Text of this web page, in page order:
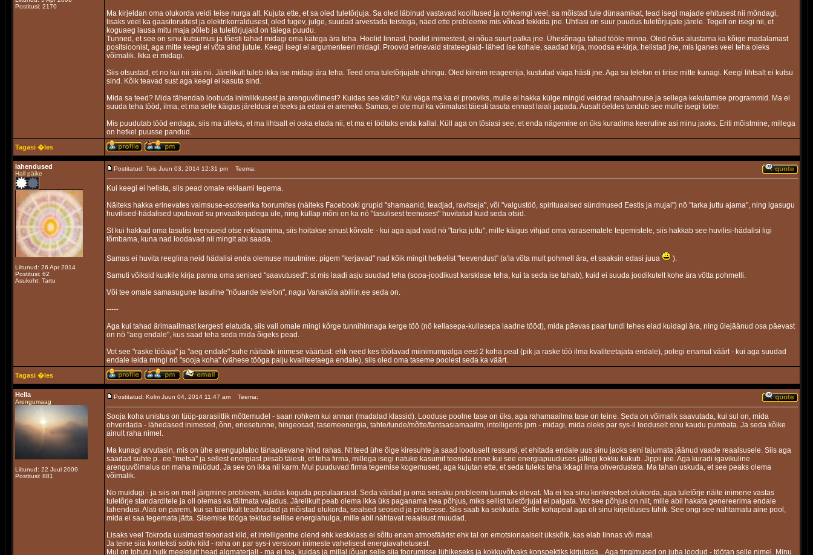
Postitusi: 2170
Ma kirjeldan oma olukorda veidi teise nurga alt. Kujuta ette, et sa oled tuletõrjuja. Sa oled läbinud vastavad koolitused ja rohkemgi veel, sa mõistad tule dünaamikat, tead isegi majade ehitusest nii mõndagi,
lisaks veel ka gaasitorudest ja elektrikorraldusest, oled tugev, julge, suudad arvestada teistega, näed ette probleeme mis võivad tekkida jne. Ühtlasi on suur puudus tuletõrjujate järele. Tegelt on isegi nii, et
koguaeg lausa mitu maja põleb ja tuletõrjujaid on täiega puudu.
Tunned, et see on sinu kutsumus ja tõesti tahad midagi oma kätega ära teha. Hoolid linnast, hoolid inimestest, ei nõua suurt palka jne. Ühesõnaga tahad tööle minna. Oled nõus alustama ka kõige madalamast
positsioonist, aga mitte keegi ei võta sind jutule. Keegi isegi ei argumenteeri midagi. Proovid erinevaid strateegiaid- lähed ise kohale, saadad kirja, moodsa e-kirja, helistad jne, mis iganes veel teha oleks
võimalik. Ikka ei midagi.
Siis otsustad, et no kui nii siis nii. Järelikult tuleb ikka ise midagi ära teha. Teed oma tuletõrjujate ühingu. Oled kiireim reageerija, kustutad väga hästi jne. Aga su telefon ei tirise mitte kunagi. Keegi lihtsalt ei kutsu
sind. Kõik teavad sust aga keegi ei kasuta sind.
Mida sa teed? Mida tähendab loobuda inimlikkusest ja arenguvõimest? Kuidas see käib? Kui väga ma ka ei prooviks, mulle ei hakka külge mingid veidrad rahaahnuse ja sellega kekutamise programmid. Ma ei
suuda teha tööd, ilma, et ma selle käigus järeldusi ei teeks ja edasi ei areneks. Samas, ei ole mul ka võimalust täiesti tasuta ennast laiali jagada. Ausalt öeldes tundub see mulle isegi totter.
Mis puudutab tööd endaga, siis ma ütleks, et ma lihtsalt ei oska elada nii, et ma ei töötaks enda kallal. Küll aga on tõsiasi see, et enda nägemine on üks kuradima keeruline asi minu jaoks. Eriti mõistmine, millega
on hetkel puusse pandud.
Tagasi �les
lahendused
Hall päike
Liitunud: 26 Apr 2014
Postitusi: 62
Asukoht: Tartu
Postitatud: Teis Juun 03, 2014 12:31 pm Teema:
Kui keegi ei helista, siis pead omale reklaami tegema.
Näiteks hakka erinevates vaimsuse-esoteerika foorumites (näiteks Facebooki grupid "shamaanid, teadjad, ravitseja", või "valgustöö, spirituaalsed sündmused Eestis ja mujal") nö "tarka juttu ajama", ning igasugu
huvilised-hädalised uputavad su privaatkirjadega üle, ning küllap mõni on ka nö "tasulisest teenusest" huvitatud kuid seda otsid.
St kui hakkad oma tasulisi teenuseid otse reklaamima, siis hoitakse sinust kõrvale - kui aga ajad vaid nö "tarka juttu", mille käigus vihjad oma varasematele tegemistele, siis hakkab see huvilisi-hädalisi ligi
tõmbama, kuna nad loodavad nii mingit abi saada.
Samas ei huvita reeglina neid hädalisi enda olemuse muutmine: pigem "kerjavad" nad kõik mingit hetkelist "leevendust" (a'la võta mult pohmell ära, et saaksin edasi juua
).
Samuti võiksid kuskile kirja panna oma senised "saavutused": st mis laadi asju suudad teha (sopa-joodikust karsklase teha, kui ta seda ise tahab), kuid ei suuda joodikutelt kohe ära võtta pohmelli.
Või tee omale samasugune tasuline "nõuande telefon", nagu Vanaküla abiliin.ee seda on.
-----
Aga kui tahad ärimaailmast kergesti elatuda, siis vali omale mingi kõrge tunnihinnaga kerge töö (nö kellasepa-kullasepa laadne tööd), mida päevas paar tundi tehes elad kuidagi ära, ning ülejäänud osa päevast
on nö "aeg endale", kus saad teha seda mida õigeks pead.
Vot see "raske tööaja" ja "aeg endale" suhe näitabki inimese väärtust: ehk need kes töötavad miinimumpalga eest 2 koha peal (pik ja raske töö ilma kvaliteetajata endale), polegi enamat väärt - kui aga suudad
endale leida mingi nö "sooja koha" (vähese tööga palju kvaliteetaega endale), siis oled oma taseme poolest seda ka väärt.
Tagasi �les
Hella
Arengumaag
Liitunud: 22 Juul 2009
Postitusi: 881
Postitatud: Kolm Juun 04, 2014 11:47 am Teema:
Sooja koha unistus on tüüp-parasiitlik mõttemudel - saan rohkem kui annan (madalad klassid). Looduse poolne tase on üks, aga rahamaailma tase on teine. Seda on võimalik saavutada, kui sul on, mida
ohverdada - lähedased inimesed, õnn, enesetunne, hingeosad, tasemeenergia, tahte/tunde/mõtte/fantaasiamaailm, intelligents jpm - midagi, mida oleks par sys-il looduselt sinu kaudu pumbata. Ja seda kõike
ainult raha nimel.
Ma kunagi arvutasin, mis on ühe arenguplatoo tänapäevane hind rahas. Nt teed ühe õige kiresuhte ja saad looduselt ressursi, et ehitada endale uus sinu jaoks seni tajumata jäänud vaade reaalsusele. Siis aga
saadad suhte p.. ee "metsa" ja sellest energiast piisab täiesti, et teha firma, millega isegi natuke kasumit teenida enne kui see energiapuuduses jällegi kokku kukub. Jippii jee. Aga kuradi igavikuline
arenguvõimalus on maha müüdud. Ja see on ikka nii karm. Mul puuduvad firma tegemise kogemused, aga kujutan ette, et seda tuleks teha ikkagi ilma ohverdusteta. Ma tahan uskuda, et see peaks olema
võimalik.
No muidugi - ja siis on meil järgmine probleem, kuidas koguda populaarsust. Seda väidad ju oma seisaku probleemi tuumaks olevat. Ma ei tea sinu konkreetset olukorda, aga tuletõrje näite inimene vastas
tuletõrje standarditele ja oli olemas ka täitmata vajadus. Järelikult peab olema ikka üks paganama hea põhjus, miks sellist tuletõrjujat ei palgata. Vot see põhjus on niit, mille abil hakata genereerima endale
lahendusi. Alati on parem, kui sa täielikult teadvustad ja mõistad olukorda, sealsed seoseid ja protsesse. Siis saab ka sekkuda. Selle kohapeal aga oli sinu kirjelduses tühik. See ongi see nähtamatu aine pool,
mida ei saa tegemata jätta. Sisemise tööga tekitad sellise energiahulga, mille abil nähtavat reaalsust muudad.
Lisaks veel Tokroda uusimast teooriast kild, et intelligentne olend ehk keskklass ei sõltu enam atmosfäärist ehk tal on emotsionaalselt ükskõik, kas elab linnas või maal.
Ja teine siia konteksti sobiv kild - raha on par sys-i versioon inimeste vahelisest energiavahetusest.
Mul on tohutu hulk meeletult head algmaterjali - ma ei tea, kuidas ja millal jõuan selle siia foorumisse lühikeseks ja kokkuvõtvaks konspektiks kirjutada... Aga tingimused on juba loodud - töötan selle nimel. Minu